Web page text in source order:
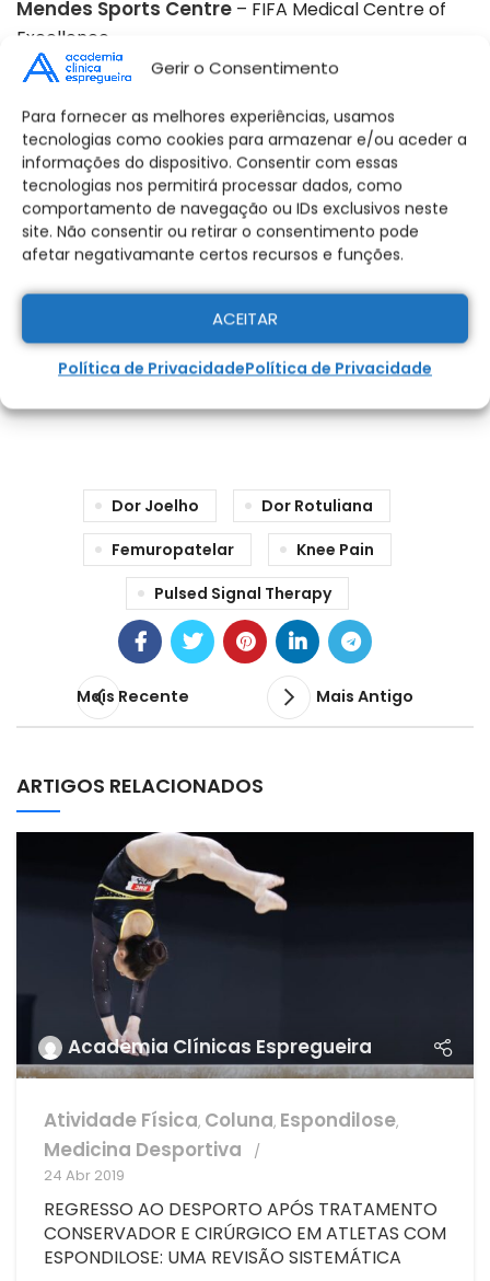
Gerir o Consentimento
Para fornecer as melhores experiências, usamos
tecnologias como cookies para armazenar e/ou aceder a
informações do dispositivo. Consentir com essas
tecnologias nos permitirá processar dados, como
comportamento de navegação ou IDs exclusivos neste
site. Não consentir ou retirar o consentimento pode
afetar negativamante certos recursos e funções.
ACEITAR
Política de PrivacidadePolítica de Privacidade
Mendes Sports Centre – FIFA Medical Centre of
Excellence.
Poderá consultar este artigo publicado no
Electro Magnetics Journalatravés do seguinte
link:
https://onlinelibrary.wiley.com/doi/abs/10.1002/
GOSTOU DO NOSSO ARTIGO?
Partilhe e deixe o seu comentário! Aqui na Academia
Clínica do Dragão adoramos partilhar
conhecimento!
Dor Joelho
Dor Rotuliana
Femuropatelar
Knee Pain
Pulsed Signal Therapy
Mais Recente Mais Antigo
ARTIGOS RELACIONADOS
Academia Clínicas Espregueira
Atividade Física, Coluna, Espondilose,
Medicina Desportiva
24 Abr 2019
REGRESSO AO DESPORTO APÓS TRATAMENTO
CONSERVADOR E CIRÚRGICO EM ATLETAS COM
ESPONDILOSE: UMA REVISÃO SISTEMÁTICA